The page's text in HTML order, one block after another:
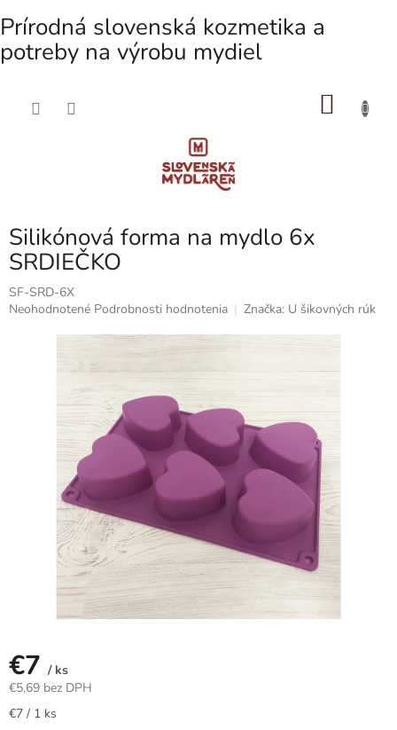
Prírodná slovenská kozmetika a
potreby na výrobu mydiel
Silikónová forma na mydlo 6x
SRDIEČKO
SF-SRD-6X
Priemerné
Neohodnotené Podrobnosti hodnotenia Značka: U šikovných rúk
€7 / ks
€5,69 bez DPH
Jednotková
€7 / 1 ks